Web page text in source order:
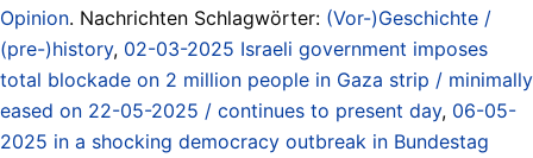
Opinion. Nachrichten Schlagwörter: (Vor-)Geschichte /
(pre-)history, 02-03-2025 Israeli government imposes
total blockade on 2 million people in Gaza strip / minimally
eased on 22-05-2025 / continues to present day, 06-05-
2025 in a shocking democracy outbreak in Bundestag